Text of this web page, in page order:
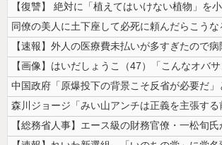
同僚の美人に土下座して必死に頼んだらこうな
【画像】はいだしょうこ（47）「こんなオバ
中国政府「原爆投下の背景こそ反省が必要だ」